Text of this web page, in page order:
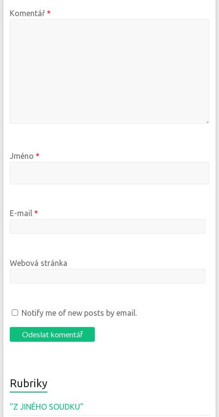
Komentář *
Jméno *
E-mail *
Webová stránka
Notify me of new posts by email.
Rubriky
"Z JINÉHO SOUDKU"